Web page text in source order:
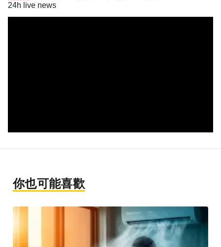
24h live news
你也可能喜歡